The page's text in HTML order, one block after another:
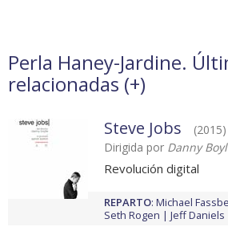
Perla Haney-Jardine.
relacionadas (+)
Steve Jobs
Dirigida por Danny
Revolución digital
REPARTO: Michael
Seth Rogen
Jeff Daniels